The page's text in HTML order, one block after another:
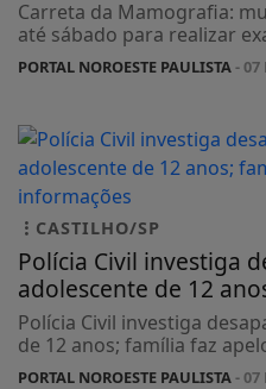
Carreta da Mamografia:
até sábado para realizar
PORTAL NOROESTE PAULISTA- 07
CASTILHO/SP
Polícia Civil investiga
adolescente de 12
Polícia Civil investiga
de 12 anos; família faz
PORTAL NOROESTE PAULISTA- 07